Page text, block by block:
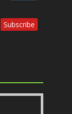
Subscribe